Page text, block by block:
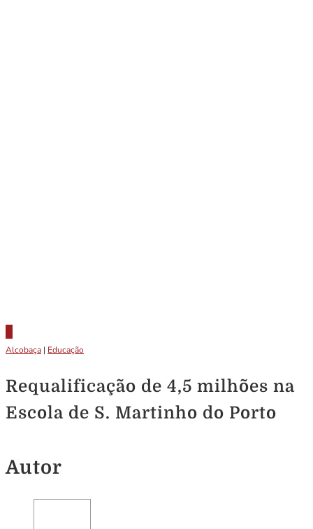
Alcobaça | Educação
Requalificação de 4,5 milhões na
Escola de S. Martinho do Porto
Autor